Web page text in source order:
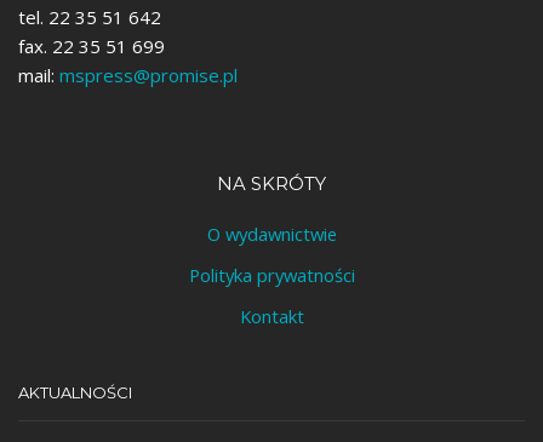
tel. 22 35 51 642
fax. 22 35 51 699
mail: mspress@promise.pl
NA SKRÓTY
O wydawnictwie
Polityka prywatności
Kontakt
AKTUALNOŚCI